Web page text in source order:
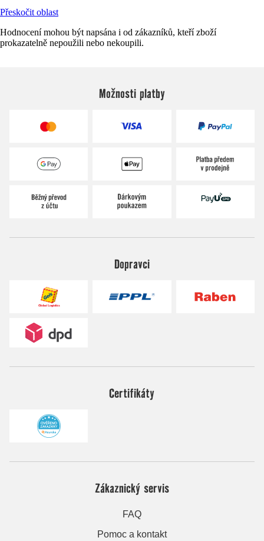
Přeskočit oblast
Hodnocení mohou být napsána i od zákazníků, kteří zboží
prokazatelně nepoužili nebo nekoupili.
Možnosti platby
Dopravci
Certifikáty
Zákaznický servis
FAQ
Pomoc a kontakt